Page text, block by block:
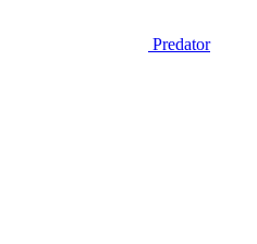
Predator